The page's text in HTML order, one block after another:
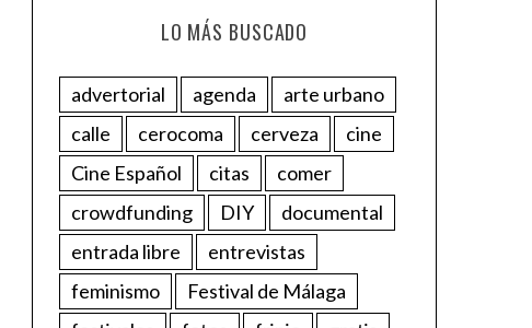
LO MÁS BUSCADO
advertorial agenda
arte urbano
calle
cerocoma cerveza
cine
Cine Español
citas
comer
crowdfunding
DIY
documental
entrada libre
entrevistas
feminismo
Festival de Málaga